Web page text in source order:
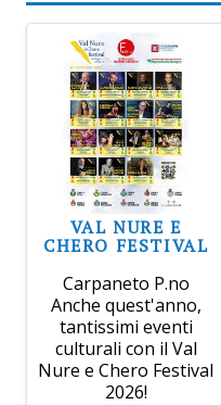
VAL NURE E
CHERO FESTIVAL
Carpaneto P.no
Anche quest'anno,
tantissimi eventi
culturali con il Val
Nure e Chero Festival
2026!